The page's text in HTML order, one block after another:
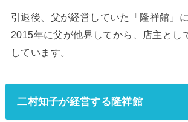
引退後、父が経営していた「隆祥館」
2015年に父が他界してから、店主とし
しています。
二村知子が経営する隆祥館